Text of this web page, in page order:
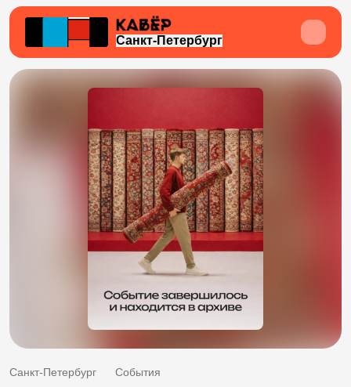
Санкт-Петербург
Санкт-Петербург События